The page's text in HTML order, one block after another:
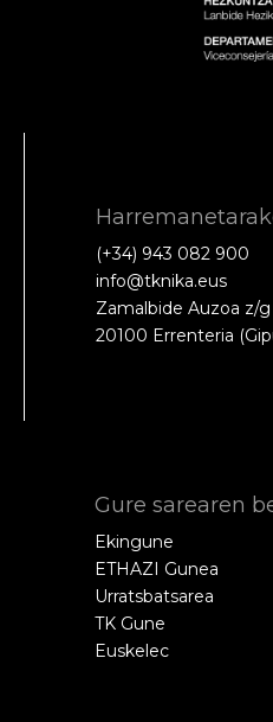
(+34) 943 082 900
info@tknika.eus
Zamalbide Auzoa z/g
20100 Errenteria
Gure sarearen
Ekingune
ETHAZI Gunea
Urratsbatsarea
TK Gune
Euskelec